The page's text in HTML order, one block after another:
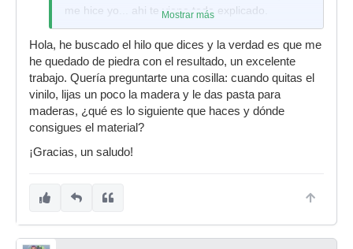
me hice yo... ahi te viene todo explicado.
Mostrar más
Hola, he buscado el hilo que dices y la verdad es que me
he quedado de piedra con el resultado, un excelente
trabajo. Quería preguntarte una cosilla: cuando quitas el
vinilo, lijas un poco la madera y le das pasta para
maderas, ¿qué es lo siguiente que haces y dónde
consigues el material?
¡Gracias, un saludo!